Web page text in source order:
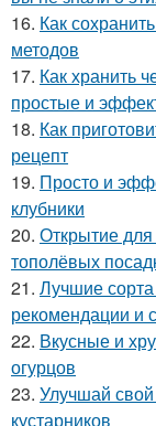
16. Как
методов
17. Как хранить
простые и
18. Как
рецепт
19. Просто и
клубники
20. Открытие
тополёвых
21. Лучшие сорта
рекомендации и
22. Вкусные и
огурцов
23. Улучшай
кустарников